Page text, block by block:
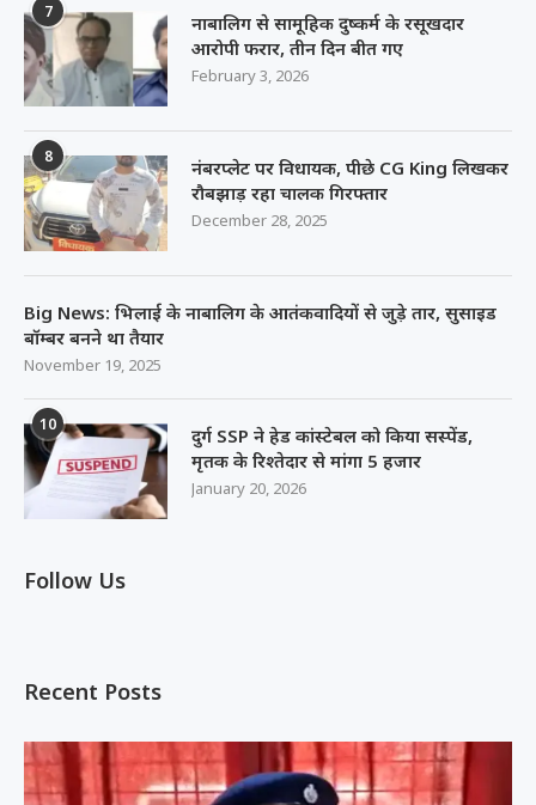
7
नाबालिग से सामूहिक दुष्कर्म के रसूखदार
आरोपी फरार, तीन दिन बीत गए
February 3, 2026
8
नंबरप्लेट पर विधायक, पीछे CG King लिखकर
रौबझाड़ रहा चालक गिरफ्तार
December 28, 2025
Big News: भिलाई के नाबालिग के आतंकवादियों से जुड़े तार, सुसाइड
बॉम्बर बनने था तैयार
November 19, 2025
10
दुर्ग SSP ने हेड कांस्टेबल को किया सस्पेंड,
मृतक के रिश्तेदार से मांगा 5 हजार
January 20, 2026
Follow Us
Recent Posts